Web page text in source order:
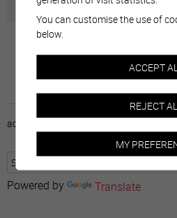
accueil
Powered by Translate
You can customise the use of
below.
ACCEPT
REJECT
MY